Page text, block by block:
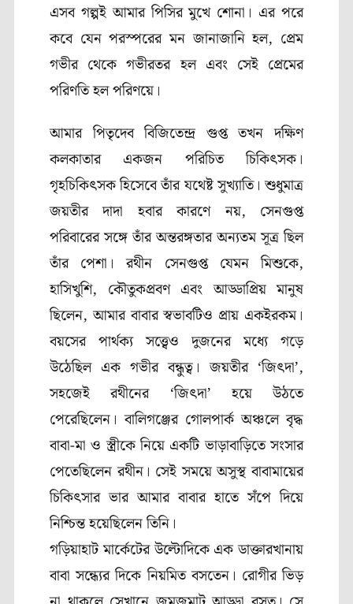
এসব গল্পই আমার পিসির মুখে শোনা। এর পরে
কবে যেন পরস্পরের মন জানাজানি হল, প্রেম
গভীর থেকে গভীরতর হল এবং সেই প্রেমের
পরিণতি হল পরিণয়ে।
আমার পিতৃদেব বিজিতেন্দ্র গুপ্ত তখন দক্ষিণ
কলকাতার একজন পরিচিত চিকিৎসক।
গৃহচিকিৎসক হিসেবে তাঁর যথেষ্ট সুখ্যাতি। শুধুমাত্র
জয়তীর দাদা হবার কারণে নয়, সেনগুপ্ত
পরিবারের সঙ্গে তাঁর অন্তরঙ্গতার অন্যতম সূত্র ছিল
তাঁর পেশা। রথীন সেনগুপ্ত যেমন মিশুকে,
হাসিখুশি, কৌতুকপ্রবণ এবং আড্ডাপ্রিয় মানুষ
ছিলেন, আমার বাবার স্বভাবটিও প্রায় একইরকম।
বয়সের পার্থক্য সত্ত্বেও দুজনের মধ্যে গড়ে
উঠেছিল এক গভীর বন্ধুত্ব। জয়তীর ‘জিৎদা’,
সহজেই রথীনের ‘জিৎদা’ হয়ে উঠতে
পেরেছিলেন। বালিগঞ্জের গোলপার্ক অঞ্চলে বৃদ্ধ
বাবা-মা ও স্ত্রীকে নিয়ে একটি ভাড়াবাড়িতে সংসার
পেতেছিলেন রথীন। সেই সময়ে অসুস্থ বাবামায়ের
চিকিৎসার ভার আমার বাবার হাতে সঁপে দিয়ে
নিশ্চিন্ত হয়েছিলেন তিনি।
গড়িয়াহাট মার্কেটের উল্টোদিকে এক ডাক্তারখানায়
বাবা সন্ধ্যের দিকে নিয়মিত বসতেন। রোগীর ভিড়